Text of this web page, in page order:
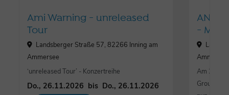
Ami Warning - unreleased
Tour
Landsberger Straße 57, 82266 Inning am
Ammersee
‘unreleased Tour’ - Konzertreihe
Do., 26.11.2026 bis Do., 26.11.2026
-
Ammersee
Am 25.
Groundlift